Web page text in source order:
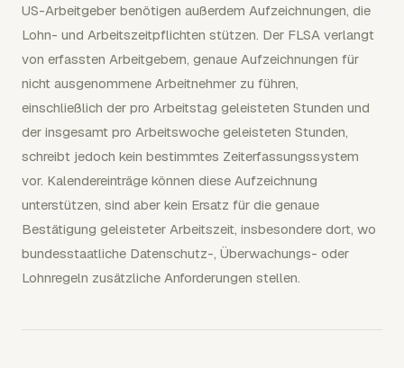
US-Arbeitgeber benötigen außerdem Aufzeichnungen, die
Lohn- und Arbeitszeitpflichten stützen. Der FLSA verlangt
von erfassten Arbeitgebern, genaue Aufzeichnungen für
nicht ausgenommene Arbeitnehmer zu führen,
einschließlich der pro Arbeitstag geleisteten Stunden und
der insgesamt pro Arbeitswoche geleisteten Stunden,
schreibt jedoch kein bestimmtes Zeiterfassungssystem
vor. Kalendereinträge können diese Aufzeichnung
unterstützen, sind aber kein Ersatz für die genaue
Bestätigung geleisteter Arbeitszeit, insbesondere dort, wo
bundesstaatliche Datenschutz-, Überwachungs- oder
Lohnregeln zusätzliche Anforderungen stellen.